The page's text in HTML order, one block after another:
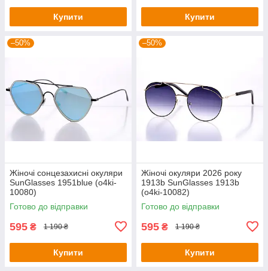
Купити Купити
–50%
Жіночі сонцезахисні окуляри
SunGlasses 1951blue (o4ki-
10080)
Готово до відправки
595 ₴ 1 190 ₴
Купити
–50%
Жіночі окуляри 2026 року
1913b SunGlasses 1913b
(o4ki-10082)
Готово до відправки
595 ₴ 1 190 ₴
Купити